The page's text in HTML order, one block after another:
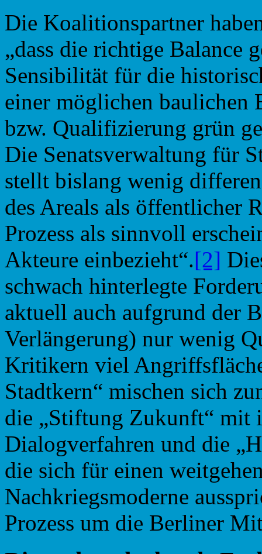
Die Koalitionspartner
„dass die richtige Balance
Sensibilität für die
einer möglichen baulichen
bzw. Qualifizierung grün
Die Senatsverwaltung für
stellt bislang wenig
des Areals als öffentlicher
Prozess als sinnvoll
Akteure einbezieht“.[2]
schwach hinterlegte
aktuell auch aufgrund der
Verlängerung) nur wenig
Kritikern viel
Stadtkern“ mischen sich
die „Stiftung Zukunft“ mit
Dialogverfahren und die
die sich für einen
Nachkriegsmoderne
Prozess um die Berliner